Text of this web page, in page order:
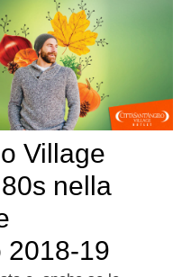
Village
nella
2018-19